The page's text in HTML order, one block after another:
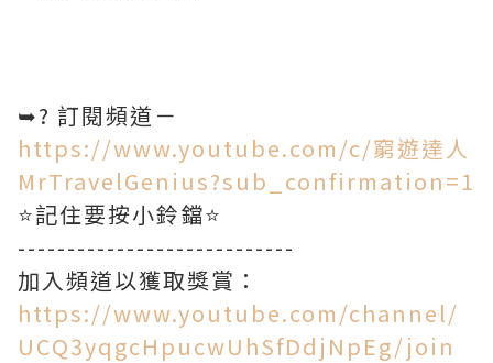
➥? 訂閱頻道－
https://www.youtube.com/c/窮遊達人
MrTravelGenius?sub_confirmation=1
⭐️記住要按小鈴鐺⭐️
----------------------------
https://www.youtube.com/channel/
UCQ3yqgcHpucwUhSfDdjNpEg/join